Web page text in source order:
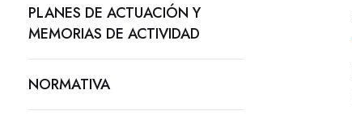
PLANES DE ACTUACIÓN Y
MEMORIAS DE ACTIVIDAD
NORMATIVA